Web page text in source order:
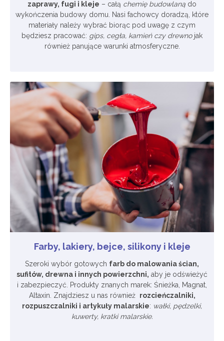
zaprawy, fugi i kleje – całą chemię budowlaną do
wykończenia budowy domu. Nasi fachowcy doradzą, które
materiały należy wybrać biorąc pod uwagę z czym
będziesz pracować: gips, cegła, kamień czy drewnojak
również panujące warunki atmosferyczne.
Farby, lakiery, bejce, silikony i kleje
Szeroki wybór gotowych farb do malowania ścian,
sufitów, drewna i innych powierzchni, aby je odświeżyć
i zabezpieczyć. Produkty znanych marek: Śnieżka, Magnat,
Altaxin. Znajdziesz u nas również rozcieńczalniki,
rozpuszczalniki i artykuły malarskie: wałki, pędzelki,
kuwerty, kratki malarskie.